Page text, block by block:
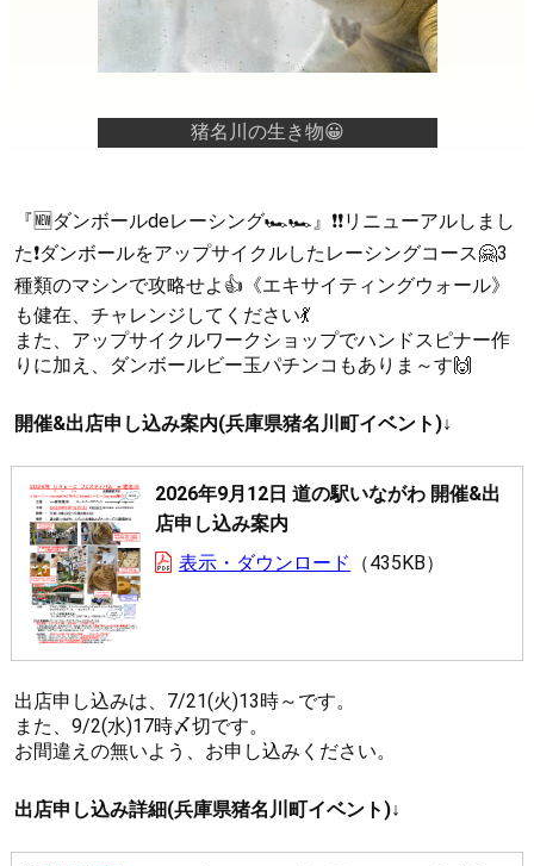
猪名川の生き物😀
『🆕ダンボールdeレーシング🏎🏎』❗❗リニューアルしまし
た❗ダンボールをアップサイクルしたレーシングコース🤗3
種類のマシンで攻略せよ👍《エキサイティングウォール》
も健在、チャレンジしてください💃
また、アップサイクルワークショップでハンドスピナー作
りに加え、ダンボールビー玉パチンコもありま～す🙌
開催&出店申し込み案内(兵庫県猪名川町イベント)↓
2026年9月12日 道の駅いながわ 開催&出
店申し込み案内
表示・ダウンロード
435KB
出店申し込みは、7/21(火)13時～です。
また、9/2(水)17時〆切です。
お間違えの無いよう、お申し込みください。
出店申し込み詳細(兵庫県猪名川町イベント)↓